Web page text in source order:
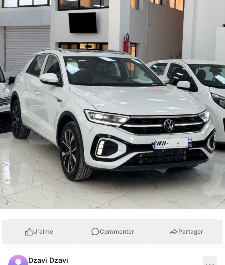
J'aime Commenter Partager
Dzavi Dzavi